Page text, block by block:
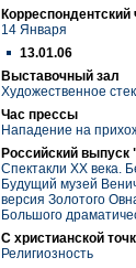
Корреспондентский
14 Января
13.01.06
Выставочный зал
Художественное
Час прессы
Нападение на
Российский
Спектакли ХХ века.
Будущий музей
версия Золотого
Большого
С христианской
Религиозность